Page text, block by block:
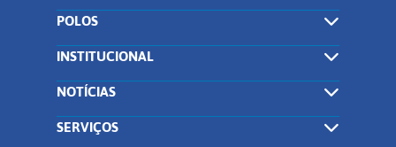
POLOS
INSTITUCIONAL
NOTÍCIAS
SERVIÇOS